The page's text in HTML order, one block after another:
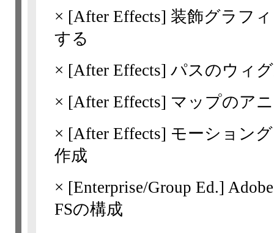
× [After Effects] 装飾グラフ
する
× [After Effects] パスのウィ
× [After Effects] マップのア
× [After Effects] モーション
作成
× [Enterprise/Group Ed.]
FSの構成